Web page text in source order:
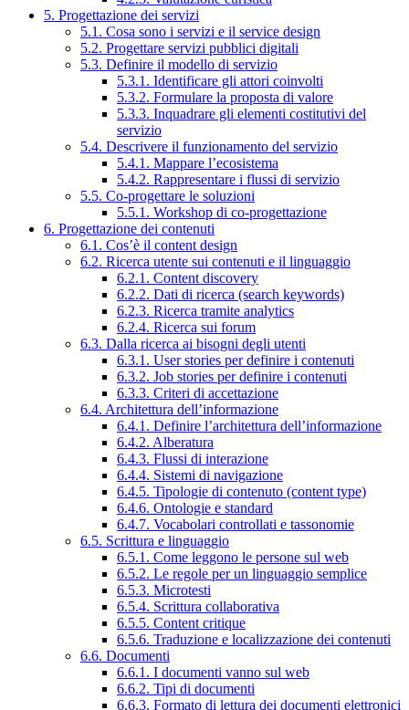
5. Progettazione dei servizi
5.1. Cosa sono i servizi e il service design
5.2. Progettare servizi pubblici digitali
5.3. Definire il modello di servizio
5.3.1. Identificare gli attori coinvolti
5.3.2. Formulare la proposta di valore
5.3.3. Inquadrare gli elementi costitutivi del
servizio
5.4. Descrivere il funzionamento del servizio
5.4.1. Mappare l’ecosistema
5.4.2. Rappresentare i flussi di servizio
5.5. Co-progettare le soluzioni
5.5.1. Workshop di co-progettazione
6. Progettazione dei contenuti
6.1. Cos’è il content design
6.2. Ricerca utente sui contenuti e il linguaggio
6.2.1. Content discovery
6.2.2. Dati di ricerca (search keywords)
6.2.3. Ricerca tramite analytics
6.2.4. Ricerca sui forum
6.3. Dalla ricerca ai bisogni degli utenti
6.3.1. User stories per definire i contenuti
6.3.2. Job stories per definire i contenuti
6.3.3. Criteri di accettazione
6.4. Architettura dell’informazione
6.4.1. Definire l’architettura dell’informazione
6.4.2. Alberatura
6.4.3. Flussi di interazione
6.4.4. Sistemi di navigazione
6.4.5. Tipologie di contenuto (content type)
6.4.6. Ontologie e standard
6.4.7. Vocabolari controllati e tassonomie
6.5. Scrittura e linguaggio
6.5.1. Come leggono le persone sul web
6.5.2. Le regole per un linguaggio semplice
6.5.3. Microtesti
6.5.4. Scrittura collaborativa
6.5.5. Content critique
6.5.6. Traduzione e localizzazione dei contenuti
6.6. Documenti
6.6.1. I documenti vanno sul web
6.6.2. Tipi di documenti
6.6.3. Formato di lettura dei documenti elettronici